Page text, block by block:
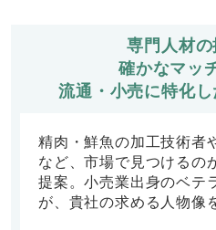
専門人材の
確かなマッ
流通・小売に特化し
精肉・鮮魚の加工技術者
など、市場で見つけるの
提案。小売業出身のベテ
が、貴社の求める人物像